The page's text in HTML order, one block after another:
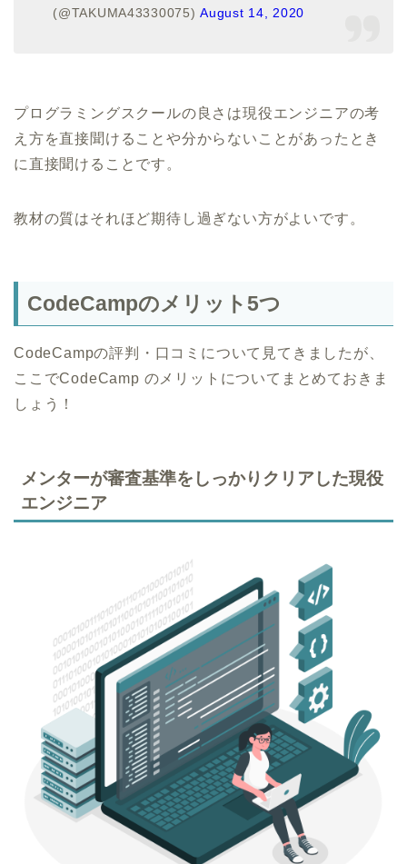
(@TAKUMA43330075)August 14, 2020
プログラミングスクールの良さは現役エンジニアの考
え方を直接聞けることや分からないことがあったとき
に直接聞けることです。
教材の質はそれほど期待し過ぎない方がよいです。
CodeCampのメリット5つ
CodeCampの評判・口コミについて見てきましたが、
ここでCodeCamp のメリットについてまとめておきま
しょう！
メンターが審査基準をしっかりクリアした現役
エンジニア